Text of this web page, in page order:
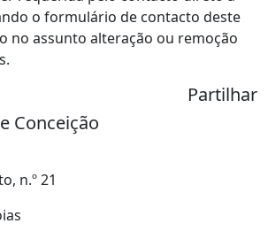
o formulário de contacto deste
no assunto alteração ou remoção
Partilhar
Conceição
n.º 21